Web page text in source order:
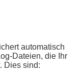
automatisch
Dateien, die Ihr
Dies sind: